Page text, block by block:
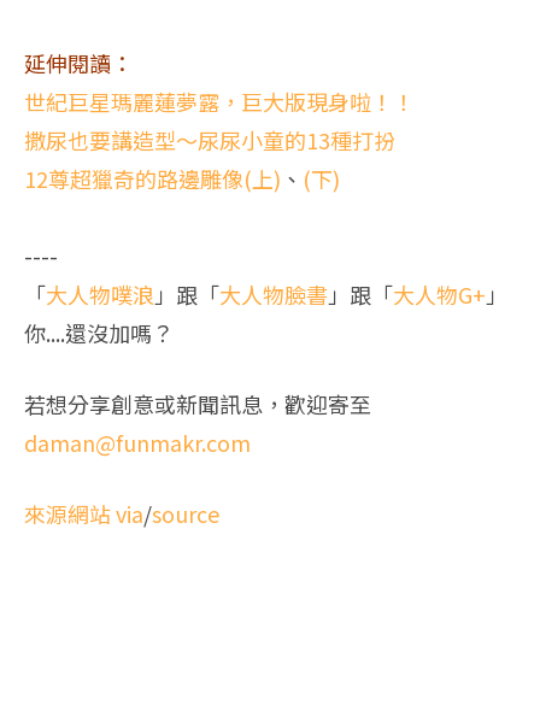
延伸閱讀：
世紀巨星瑪麗蓮夢露，巨大版現身啦！！
撒尿也要講造型～尿尿小童的13種打扮
12尊超獵奇的路邊雕像(上) 、 (下)
----
「大人物噗浪」跟「大人物臉書」跟「大人物G+」
你....還沒加嗎？
若想分享創意或新聞訊息，歡迎寄至
daman@funmakr.com
來源網站 via/source